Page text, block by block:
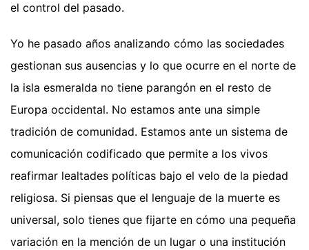
el control del pasado.
Yo he pasado años analizando cómo las sociedades
gestionan sus ausencias y lo que ocurre en el norte de
la isla esmeralda no tiene parangón en el resto de
Europa occidental. No estamos ante una simple
tradición de comunidad. Estamos ante un sistema de
comunicación codificado que permite a los vivos
reafirmar lealtades políticas bajo el velo de la piedad
religiosa. Si piensas que el lenguaje de la muerte es
universal, solo tienes que fijarte en cómo una pequeña
variación en la mención de un lugar o una institución